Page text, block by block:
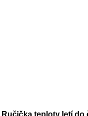
Ručička teploty letí do